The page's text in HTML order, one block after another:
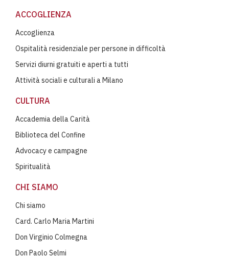
ACCOGLIENZA
Accoglienza
Ospitalità residenziale per persone in difficoltà
Servizi diurni gratuiti e aperti a tutti
Attività sociali e culturali a Milano
CULTURA
Accademia della Carità
Biblioteca del Confine
Advocacy e campagne
Spiritualità
CHI SIAMO
Chi siamo
Card. Carlo Maria Martini
Don Virginio Colmegna
Don Paolo Selmi